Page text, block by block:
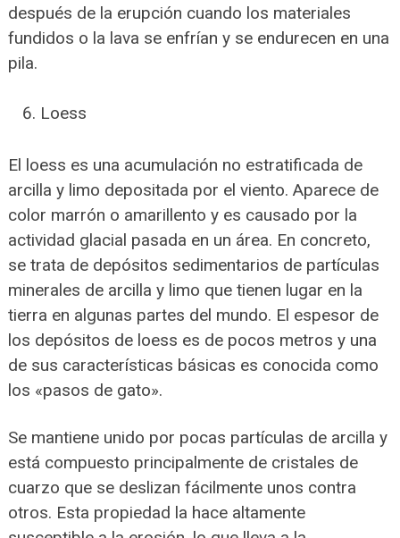
después de la erupción cuando los materiales
fundidos o la lava se enfrían y se endurecen en una
pila.
Loess
El loess es una acumulación no estratificada de
arcilla y limo depositada por el viento. Aparece de
color marrón o amarillento y es causado por la
actividad glacial pasada en un área. En concreto,
se trata de depósitos sedimentarios de partículas
minerales de arcilla y limo que tienen lugar en la
tierra en algunas partes del mundo. El espesor de
los depósitos de loess es de pocos metros y una
de sus características básicas es conocida como
los «pasos de gato».
Se mantiene unido por pocas partículas de arcilla y
está compuesto principalmente de cristales de
cuarzo que se deslizan fácilmente unos contra
otros. Esta propiedad la hace altamente